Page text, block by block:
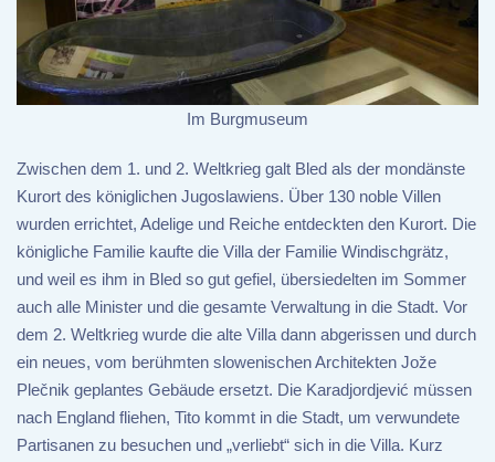
Im Burgmuseum
Zwischen dem 1. und 2. Weltkrieg galt Bled als der mondänste
Kurort des königlichen Jugoslawiens. Über 130 noble Villen
wurden errichtet, Adelige und Reiche entdeckten den Kurort. Die
königliche Familie kaufte die Villa der Familie Windischgrätz,
und weil es ihm in Bled so gut gefiel, übersiedelten im Sommer
auch alle Minister und die gesamte Verwaltung in die Stadt. Vor
dem 2. Weltkrieg wurde die alte Villa dann abgerissen und durch
ein neues, vom berühmten slowenischen Architekten Jože
Plečnik geplantes Gebäude ersetzt. Die Karadjordjević müssen
nach England fliehen, Tito kommt in die Stadt, um verwundete
Partisanen zu besuchen und „verliebt“ sich in die Villa. Kurz